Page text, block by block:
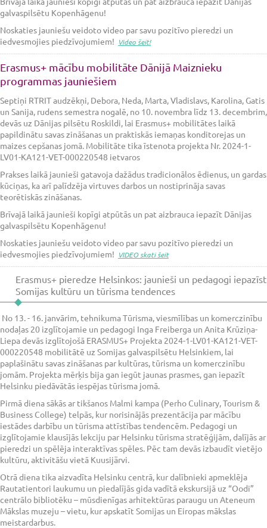
galvaspilsētu Kopenhāgenu!
Noskaties jauniešu veidoto video par savu pozitīvo pieredzi un
iedvesmojies piedzīvojumiem! Video šeit!
Erasmus+ mācību mobilitāte Dānijā Maiznieku
programmas jauniešiem
Septiņi RTRIT audzēkņi, Debora, Neda, Marta, Vladislavs, Karolina, Gatis
un Sanija, rudens semestra nogalē, no 10. novembra līdz 13. decembrim,
devās uz Dānijas pilsētu Roskildi, lai Erasmus+ mobilitātes laikā
papildinātu savas zināšanas un praktiskās iemaņas konditorejas un
maizes cepšanas jomā. Mobilitāte tika īstenota projekta Nr. 2024-1-
LV01-KA121-VET-000220548 ietvaros
Prakses laikā jaunieši gatavoja dažādus tradicionālos ēdienus, un gardas
kūciņas, ka arī palīdzēja virtuves darbos un nostiprināja savas
teorētiskās zināšanas.
Brīvajā laikā jaunieši kopīgi atpūtās un pat aizbrauca iepazīt Dānijas
galvaspilsētu Kopenhāgenu!
Noskaties jauniešu veidoto video par savu pozitīvo pieredzi un
iedvesmojies piedzīvojumiem! VIDEO skati šeit
Erasmus+ pieredze Helsinkos: jaunieši un pedagogi iepazīst
Somijas kultūru un tūrisma tendences
No 13. - 16. janvārim, tehnikuma Tūrisma, viesmīlības un komerczinību
nodaļas 20 izglītojamie un pedagogi Inga Freiberga un Anita Krūziņa-
Liepa devās izglītojošā ERASMUS+ Projekta 2024-1-LV01-KA121-VET-
000220548 mobilitātē uz Somijas galvaspilsētu Helsinkiem, lai
paplašinātu savas zināšanas par kultūras, tūrisma un komerczinību
jomām. Projekta mērķis bija gan iegūt jaunas prasmes, gan iepazīt
Helsinku piedāvātās iespējas tūrisma jomā.
Pirmā diena sākās ar tikšanos Malmi kampa (Perho Culinary, Tourism &
Business College) telpās, kur norisinājās prezentācija par mācību
iestādes darbību un tūrisma attīstības tendencēm. Pedagogi un
izglītojamie klausījās lekciju par Helsinku tūrisma stratēģijām, dalījās ar
pieredzi un spēlēja interaktīvas spēles. Pēc tam devās izbaudīt vietējo
kultūru, aktivitāšu vietā Kuusijärvi.
Otrā diena tika aizvadīta Helsinku centrā, kur dalībnieki apmeklēja
Rautatientori laukumu un piedalījās gida vadītā ekskursijā uz “Oodi”
centrālo bibliotēku – mūsdienīgas arhitektūras paraugu un Ateneum
Mākslas muzeju – vietu, kur apskatīt Somijas un Eiropas mākslas
meistardarbus.